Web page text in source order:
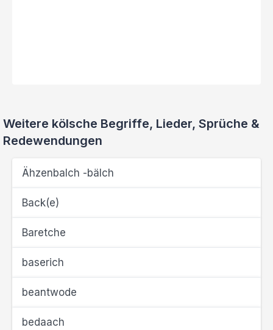
Weitere kölsche Begriffe, Lieder, Sprüche &
Redewendungen
Ähzenbalch -bälch
Back(e)
Baretche
baserich
beantwode
bedaach